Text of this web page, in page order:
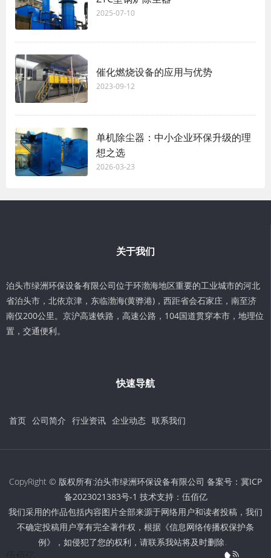
2025-07-10
催化燃烧设备的应用与优势
2023-09-12
单机除尘器：中小企业环保升级的理
想之选
2026-03-23
关于我们
泊头市绿洲环保设备有限公司位于环渤海地区重要的工业城市的河北
省泊头市，北依京津，东临渤海(黄骅港)，西距省会石家庄，南至济
南仅200公里。京沪高速铁路，高速公路，104国道贯穿本市，地理位
置，交通便利。
快速导航
首页 公司简介 行业资讯 企业动态 联系我们
CopyRight © 版权所有:泊头市绿洲环保设备有限公司 备案号： 冀ICP
备2023021383号-1 技术支持： 伍佰亿
我们采用的作品包括内容图片全部来源于网络用户和读者投稿，我们
不确定投稿用户享有完全著作权，根据《信息网络传播权保护条
例》，如侵犯了您的权利，请联系我站将及时删除。